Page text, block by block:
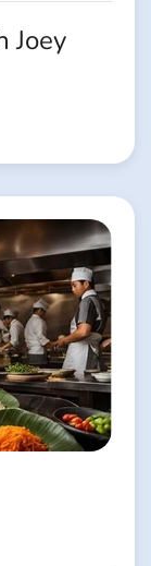
Joey